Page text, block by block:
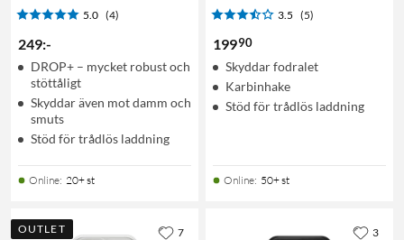
5.0 (4)
249:-
DROP+ – mycket robust och
stöttåligt
Skyddar även mot damm och
smuts
Stöd för trådlös laddning
Online: 20+ st
3.5 (5)
19990
Skyddar fodralet
Karbinhake
Stöd för trådlös laddning
Online: 50+ st
OUTLET 7 3